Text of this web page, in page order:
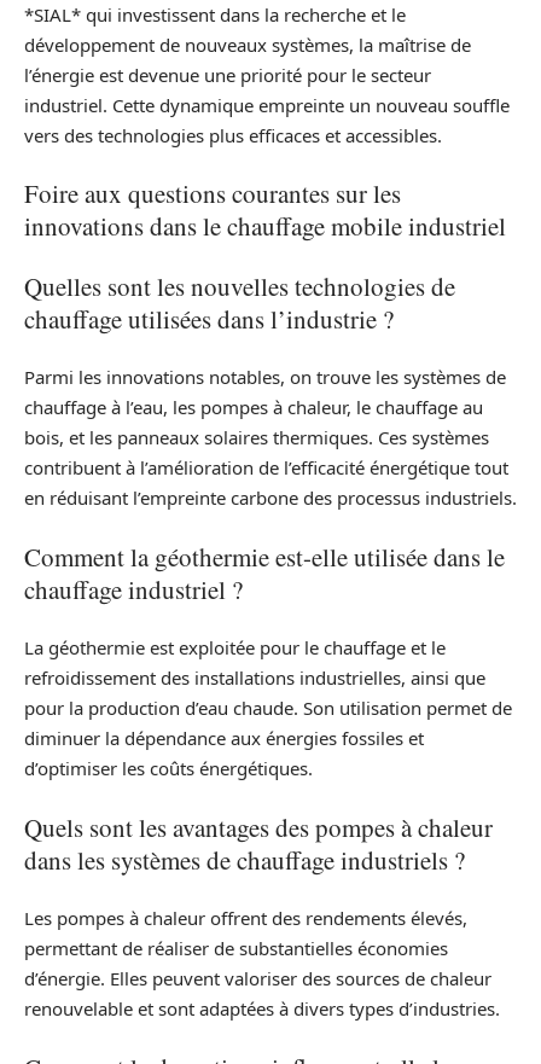
*SIAL* qui investissent dans la recherche et le
développement de nouveaux systèmes, la maîtrise de
l’énergie est devenue une priorité pour le secteur
industriel. Cette dynamique empreinte un nouveau souffle
vers des technologies plus efficaces et accessibles.
Foire aux questions courantes sur les
innovations dans le chauffage mobile industriel
Quelles sont les nouvelles technologies de
chauffage utilisées dans l’industrie ?
Parmi les innovations notables, on trouve les systèmes de
chauffage à l’eau, les pompes à chaleur, le chauffage au
bois, et les panneaux solaires thermiques. Ces systèmes
contribuent à l’amélioration de l’efficacité énergétique tout
en réduisant l’empreinte carbone des processus industriels.
Comment la géothermie est-elle utilisée dans le
chauffage industriel ?
La géothermie est exploitée pour le chauffage et le
refroidissement des installations industrielles, ainsi que
pour la production d’eau chaude. Son utilisation permet de
diminuer la dépendance aux énergies fossiles et
d’optimiser les coûts énergétiques.
Quels sont les avantages des pompes à chaleur
dans les systèmes de chauffage industriels ?
Les pompes à chaleur offrent des rendements élevés,
permettant de réaliser de substantielles économies
d’énergie. Elles peuvent valoriser des sources de chaleur
renouvelable et sont adaptées à divers types d’industries.